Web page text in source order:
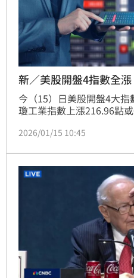
新／美股開盤4指數全
今（15）日美股開盤4大
瓊工業指數上漲216.96點
0.76％、費城半導體指數上
2026/01/15 10:45